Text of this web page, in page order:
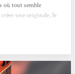
où tout semble
une originale, le
Dans ce second